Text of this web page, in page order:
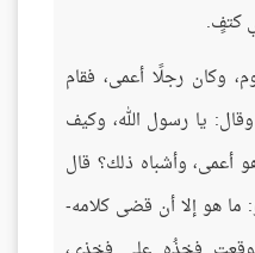
كتفٍ.
وكان رجلًا أعمى، فقام
يا رسول الله، وكيف
أعمى، وأشباه ذلك؟ قال
ما هو إلا أن قضى كلامه-